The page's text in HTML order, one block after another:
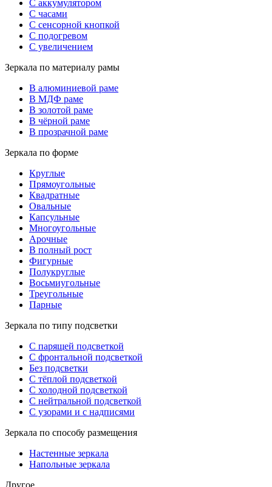
С аккумулятором
С часами
С сенсорной кнопкой
С подогревом
С увеличением
Зеркала по материалу рамы
В алюминиевой раме
В МДФ раме
В золотой раме
В чёрной раме
В прозрачной раме
Зеркала по форме
Круглые
Прямоугольные
Квадратные
Овальные
Капсульные
Многоугольные
Арочные
В полный рост
Фигурные
Полукруглые
Восьмиугольные
Треугольные
Парные
Зеркала по типу подсветки
С парящей подсветкой
С фронтальной подсветкой
Без подсветки
С тёплой подсветкой
С холодной подсветкой
С нейтральной подсветкой
С узорами и с надписями
Зеркала по способу размещения
Настенные зеркала
Напольные зеркала
Другое